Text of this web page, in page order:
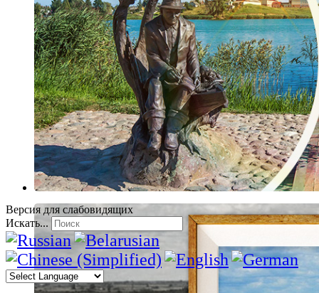
Версия для слабовидящих
Искать...